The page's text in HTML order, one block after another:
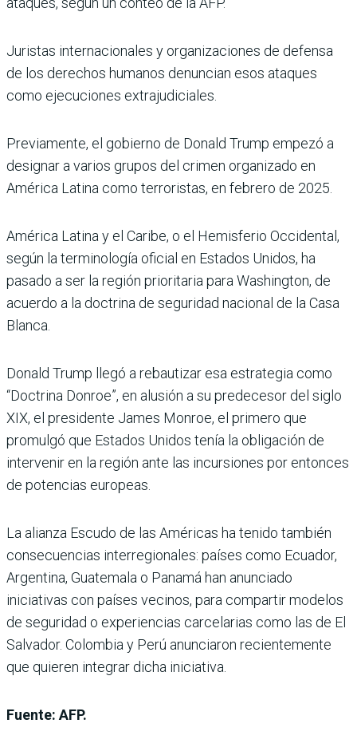
Juristas internacionales y organizaciones de defensa
de los derechos humanos denuncian esos ataques
como ejecuciones extrajudiciales.
Previamente, el gobierno de Donald Trump empezó a
designar a varios grupos del crimen organizado en
América Latina como terroristas, en febrero de 2025.
América Latina y el Caribe, o el Hemisferio Occidental,
según la terminología oficial en Estados Unidos, ha
pasado a ser la región prioritaria para Washington, de
acuerdo a la doctrina de seguridad nacional de la Casa
Blanca.
Donald Trump llegó a rebautizar esa estrategia como
“Doctrina Donroe”, en alusión a su predecesor del siglo
XIX, el presidente James Monroe, el primero que
promulgó que Estados Unidos tenía la obligación de
intervenir en la región ante las incursiones por entonces
de potencias europeas.
La alianza Escudo de las Américas ha tenido también
consecuencias interregionales: países como Ecuador,
Argentina, Guatemala o Panamá han anunciado
iniciativas con países vecinos, para compartir modelos
de seguridad o experiencias carcelarias como las de El
Salvador. Colombia y Perú anunciaron recientemente
que quieren integrar dicha iniciativa.
Fuente: AFP.